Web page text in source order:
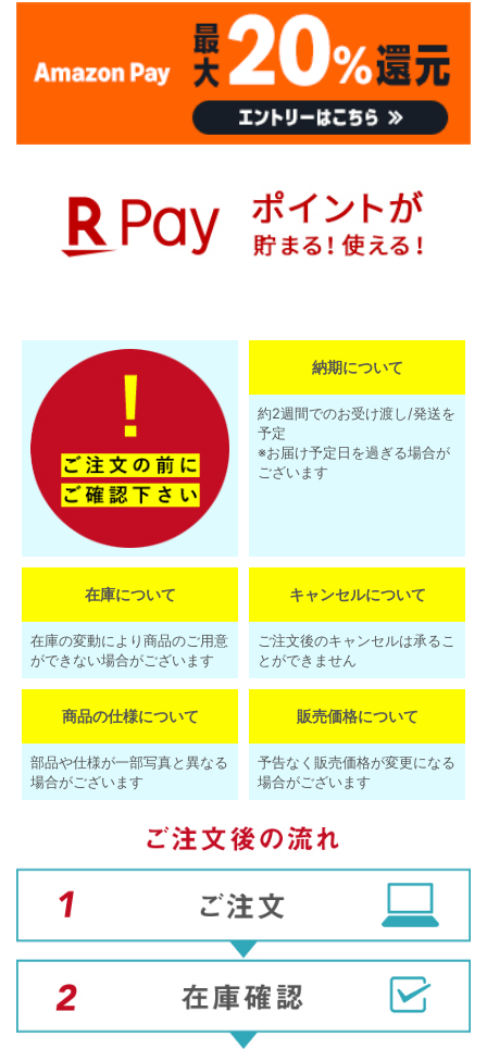
納期について
約2週間でのお受け渡し/発送を
予定
※お届け予定日を過ぎる場合が
ございます
在庫について
在庫の変動により商品のご用意
ができない場合がございます
キャンセルについて
ご注文後のキャンセルは承るこ
とができません
商品の仕様について
部品や仕様が一部写真と異なる
場合がございます
販売価格について
予告なく販売価格が変更になる
場合がございます